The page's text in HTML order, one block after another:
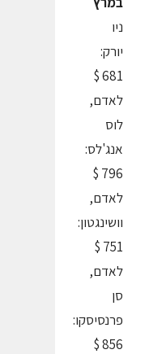
ניו
יורק:
681 $
לאדם,
לוס
אנג'לס:
796 $
לאדם,
וושינגטון:
751 $
לאדם,
סן
פרנסיסקו:
856 $